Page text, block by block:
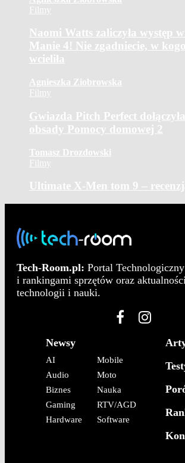
Filmy
Naomi Watts zaliczyła występ
Manie 4! Nie zgadniecie, w
wcieliła
Agnieszka Ziobrowska
Filmy
Gwiazda Pitch Perfect
obsady Pomocy domowej 2
Tomasz Drozdowski
Filmy
Ultimate X-Men tom 9 –
Tech-Room.pl: Portal
i rankingami sprzętów oraz
technologii i nauki.
Newsy
AI
Audio
Biznes
Gaming
Hardware
Mobile
Moto
Nauka
RTV/AGD
Software